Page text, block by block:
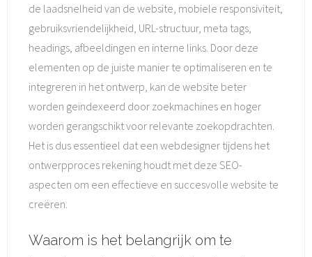
de laadsnelheid van de website, mobiele responsiviteit,
gebruiksvriendelijkheid, URL-structuur, meta tags,
headings, afbeeldingen en interne links. Door deze
elementen op de juiste manier te optimaliseren en te
integreren in het ontwerp, kan de website beter
worden geïndexeerd door zoekmachines en hoger
worden gerangschikt voor relevante zoekopdrachten.
Het is dus essentieel dat een webdesigner tijdens het
ontwerpproces rekening houdt met deze SEO-
aspecten om een effectieve en succesvolle website te
creëren.
Waarom is het belangrijk om te